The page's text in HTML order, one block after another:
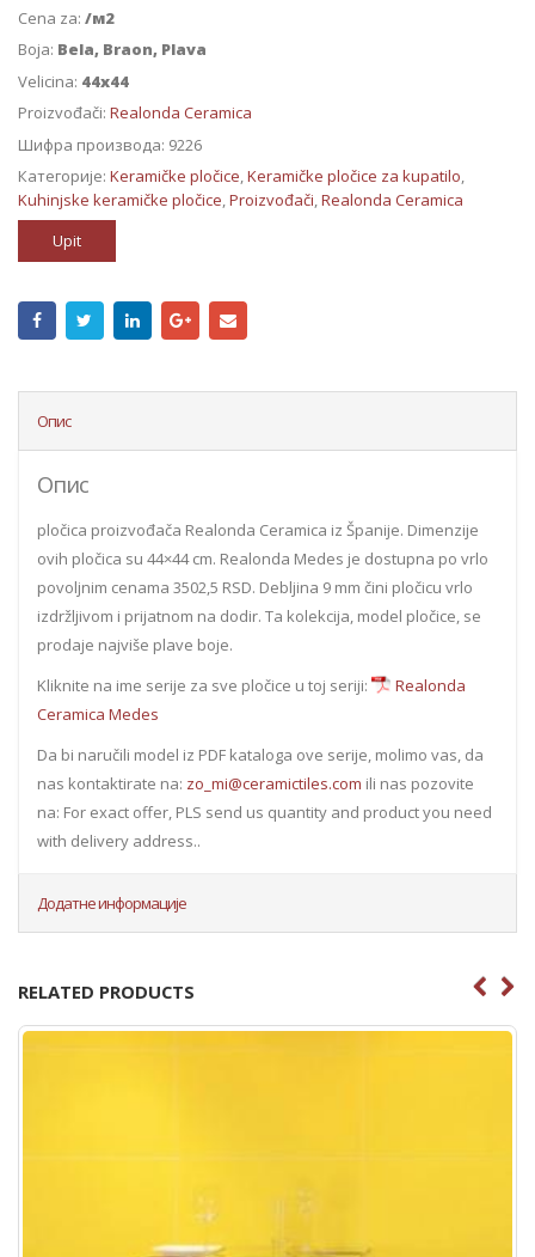
Cena za: /м2
Boja: Bela, Braon, Plava
Velicina: 44x44
Proizvođači: Realonda Ceramica
Шифра производа: 9226
Категорије: Keramičke pločice,Keramičke pločice za kupatilo,
Kuhinjske keramičke pločice,Proizvođači,Realonda Ceramica
Upit
Опис
Опис
pločica proizvođača Realonda Ceramica iz Španije. Dimenzije
ovih pločica su 44×44 cm. Realonda Medes je dostupna po vrlo
povoljnim cenama 3502,5 RSD. Debljina 9 mm čini pločicu vrlo
izdržljivom i prijatnom na dodir. Ta kolekcija, model pločice, se
prodaje najviše plave boje.
Kliknite na ime serije za sve pločice u toj seriji:
Realonda
Ceramica Medes
Da bi naručili model iz PDF kataloga ove serije, molimo vas, da
nas kontaktirate na: zo_mi@ceramictiles.com ili nas pozovite
na: For exact offer, PLS send us quantity and product you need
with delivery address..
Додатне информације
RELATED PRODUCTS